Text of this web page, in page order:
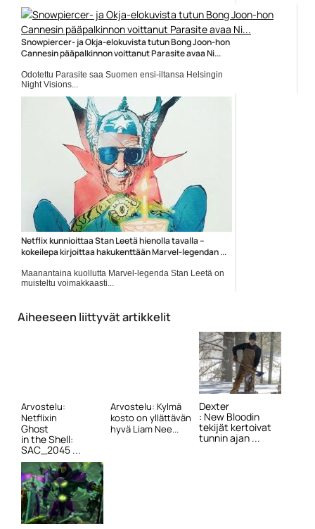
Cinema ja Renai...
Elokuvat
Snowpiercer- ja Okja-elokuvista tutun Bong Joon-hon
Cannesin pääpalkinnon voittanut Parasite avaa Ni...
Odotettu Parasite saa Suomen ensi-iltansa Helsingin
Night Visions...
Bong Joon-ho
Netflix kunnioittaa Stan Leetä hienolla tavalla –
kokeilepa kirjoittaa hakukenttään Marvel-legendan ...
Maanantaina kuollutta Marvel-legenda Stan Leetä on
muisteltu voimakkaasti...
Aiheeseen liittyvät artikkelit
Arvostelu:
Netflixin
Ghost
in the Shell:
SAC_2045 ...
Arvostelu: Kylmä
kosto on yllättävän
hyvä Liam Nee...
Dexter
: New Bloodin
tekijät kertoivat
tunnin ajan ...